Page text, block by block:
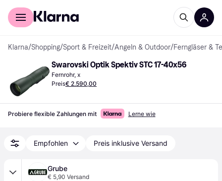
Für Shopper
Klarna/Shopping/Sport & Freizeit/Angeln & Outdoor/Ferngläser &
Swarovski Optik Spektiv STC 17-40x56
Fernrohr, x
Preis€ 2.590,00
Probiere flexible Zahlungen mit Lerne wie
Empfohlen Preis inklusive Versand
Grube
€ 5,90 Versand